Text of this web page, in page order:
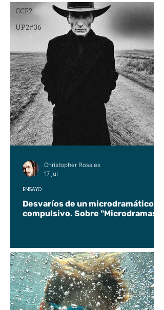
CCF2
UP2#36
Desvaríos de un microdramático
compulsivo. Sobre "Microdramas".
ENSAYO
Christopher Rosales
17 jul